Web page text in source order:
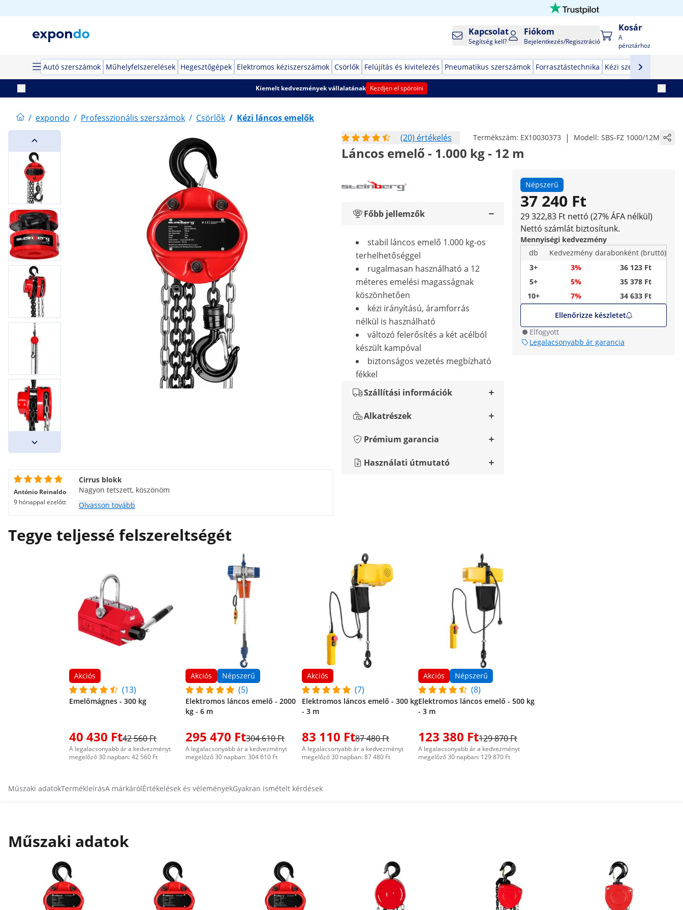
Kapcsolat
Segítség kell?
Fiókom
Bejelentkezés/Regisztráció
Kosár
A
pénztárhoz
Autó szerszámok Műhelyfelszerelések Hegesztőgépek Elektromos kéziszerszámok Csörlők Felújítás és kivitelezés Pneumatikus szerszámok Forrasztástechnika Kézi szerszámok
Kiemelt kedvezmények vállalatának Kezdjen el spórolni
/ expondo / Professzionális szerszámok / Csörlők / Kézi láncos emelők
(20) értékelés
Termékszám: EX10030373 | Modell: SBS-FZ 1000/12M
Láncos emelő - 1.000 kg - 12 m
Népszerű
37 240 Ft
29 322,83 Ft nettó (27% ÁFA nélkül)
Nettó számlát biztosítunk.
Mennyiségi kedvezmény
db
Kedvezmény darabonként (bruttó)
3+
3%
36 123 Ft
5+
5%
35 378 Ft
10+
7%
34 633 Ft
Ellenőrizze készletet
Elfogyott
Legalacsonyabb ár garancia
Főbb jellemzők
stabil láncos emelő 1.000 kg-os
terhelhetőséggel
rugalmasan használható a 12
méteres emelési magasságnak
köszönhetően
kézi irányítású, áramforrás
nélkül is használható
változó felerősítés a két acélból
készült kampóval
biztonságos vezetés megbízható
fékkel
Szállítási információk
Alkatrészek
Prémium garancia
Használati útmutató
António Reinaldo
9 hónappal ezelőtt
Cirrus blokk
Nagyon tetszett, köszönöm
Olvasson tovább
Tegye teljessé felszereltségét
Akciós
(13)
Emelőmágnes - 300 kg
40 430 Ft42 560 Ft
A legalacsonyabb ár a kedvezményt
megelőző 30 napban: 42 560 Ft
Akciós Népszerű
(5)
Elektromos láncos emelő - 2000
kg - 6 m
295 470 Ft304 610 Ft
A legalacsonyabb ár a kedvezményt
megelőző 30 napban: 304 610 Ft
Akciós
(7)
Elektromos láncos emelő - 300 kg
- 3 m
83 110 Ft87 480 Ft
A legalacsonyabb ár a kedvezményt
megelőző 30 napban: 87 480 Ft
Akciós Népszerű
(8)
Elektromos láncos emelő - 500 kg
- 3 m
123 380 Ft129 870 Ft
A legalacsonyabb ár a kedvezményt
megelőző 30 napban: 129 870 Ft
Műszaki adatokTermékleírásA márkárólÉrtékelések és véleményekGyakran ismételt kérdések
Műszaki adatok